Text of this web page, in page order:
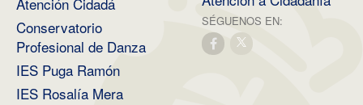
Conservatorio
Profesional de Danza
IES Puga Ramón
IES Rosalía Mera
SÉGUENOS EN: